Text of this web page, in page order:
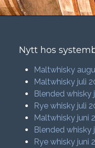
Nytt hos
Maltwhisky
Maltwhisky juli
Blended whisky
Rye whisky juli
Maltwhisky juni
Blended whisky
Rye whisky juni